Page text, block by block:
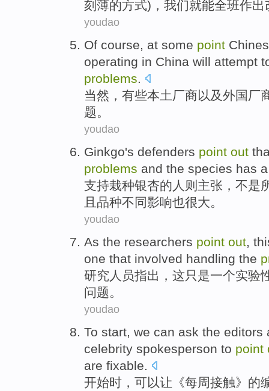
刻薄的方式)， 我们就能全班作出
youdao
Of course, at some point
operating in China will attempt
problems.
当然 ， 有些本土厂商以及外国 厂
题。
youdao
Ginkgo's defenders point out
problems and the species has
支持栽种银杏的 人则主张 ， 不是
且 品种不同影响也很大。
youdao
As the researchers point out,
one that involved handling the
研究人员指出 ， 这只是一个实验
问题。
youdao
To start we can ask the editors
celebrity spokesperson to point
are fixable
开始时， 可以让 《每周接触》的